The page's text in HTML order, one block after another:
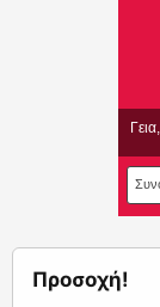
Προσοχή!